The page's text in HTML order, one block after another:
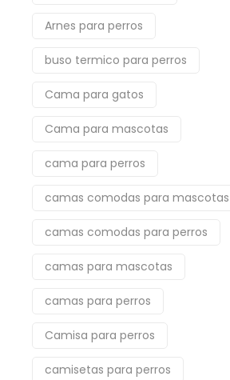
Arnes para perros
buso termico para perros
Cama para gatos
Cama para mascotas
cama para perros
camas comodas para mascotas
camas comodas para perros
camas para mascotas
camas para perros
Camisa para perros
camisetas para perros